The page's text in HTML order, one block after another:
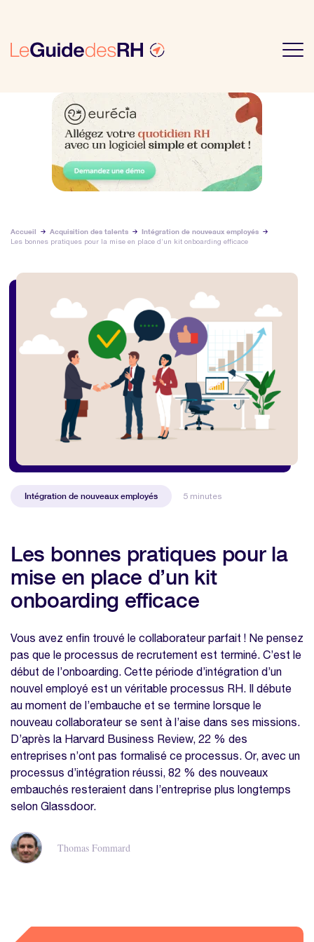
Accueil Acquisition des talents
Intégration de nouveaux employés
Les bonnes pratiques pour la mise en place d’un kit onboarding efficace
Intégration de nouveaux employés 5 minutes
Les bonnes pratiques pour la
mise en place d’un kit
onboarding efficace
Vous avez enfin trouvé le collaborateur parfait ! Ne pensez
pas que le processus de recrutement est terminé. C’est le
début de l’onboarding. Cette période d’intégration d’un
nouvel employé est un véritable processus RH. Il débute
au moment de l’embauche et se termine lorsque le
nouveau collaborateur se sent à l’aise dans ses missions.
D’après la Harvard Business Review, 22 % des
entreprises n’ont pas formalisé ce processus. Or, avec un
processus d’intégration réussi, 82 % des nouveaux
embauchés resteraient dans l’entreprise plus longtemps
selon Glassdoor.
Thomas Fommard